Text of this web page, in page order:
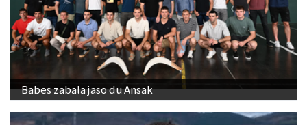
Babes zabala jaso du Ansak